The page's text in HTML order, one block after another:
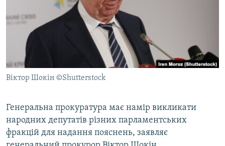
СПЕЦПРОЄКТИ
ПОДКАСТИ
КРИМ РЕАЛІЇ
РУС
КТАТ
ДОЛУЧАЙСЯ!
Віктор Шокін ©Shutterstock
Генеральна прокуратура має намір викликати
народних депутатів різних парламентських
фракцій для надання пояснень, заявляє